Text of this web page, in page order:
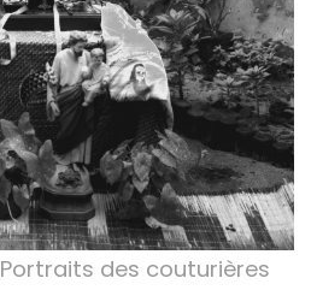
Portraits des couturières